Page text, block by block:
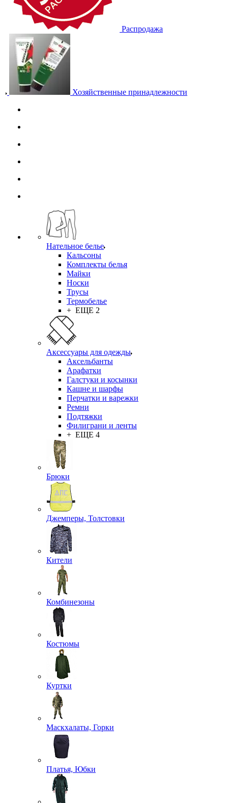
Распродажа
Хозяйственные принадлежности
Нательное белье
Кальсоны
Комплекты белья
Майки
Носки
Трусы
Термобелье
+ ЕЩЕ 2
Аксессуары для одежды
Аксельбанты
Арафатки
Галстуки и косынки
Кашне и шарфы
Перчатки и варежки
Ремни
Подтяжки
Филиграни и ленты
+ ЕЩЕ 4
Брюки
Джемперы, Толстовки
Кители
Комбинезоны
Костюмы
Куртки
Маскхалаты, Горки
Платья, Юбки